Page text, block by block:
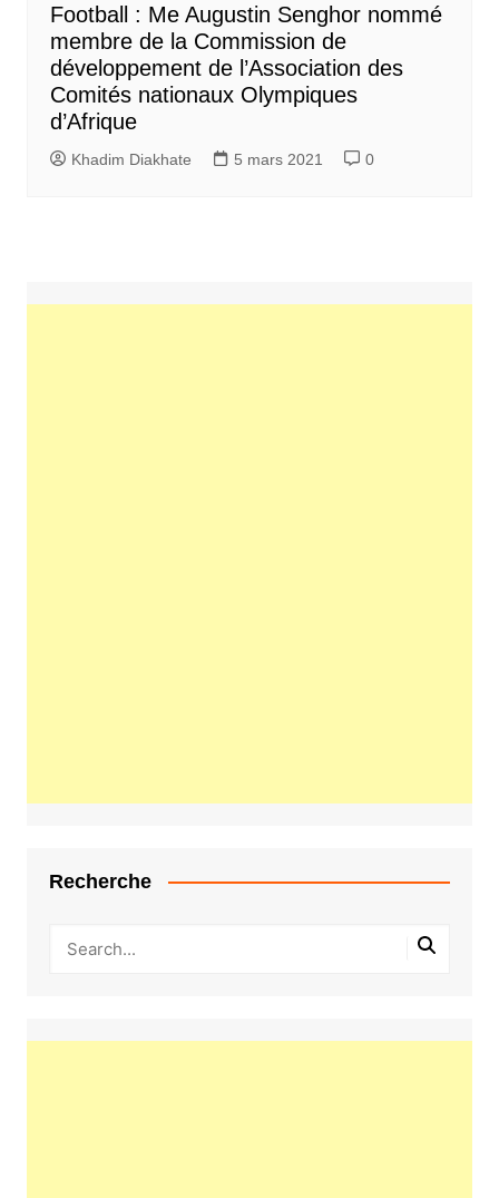
Football : Me Augustin Senghor nommé
membre de la Commission de
développement de l’Association des
Comités nationaux Olympiques
d’Afrique
Khadim Diakhate 5 mars 2021 0
Recherche